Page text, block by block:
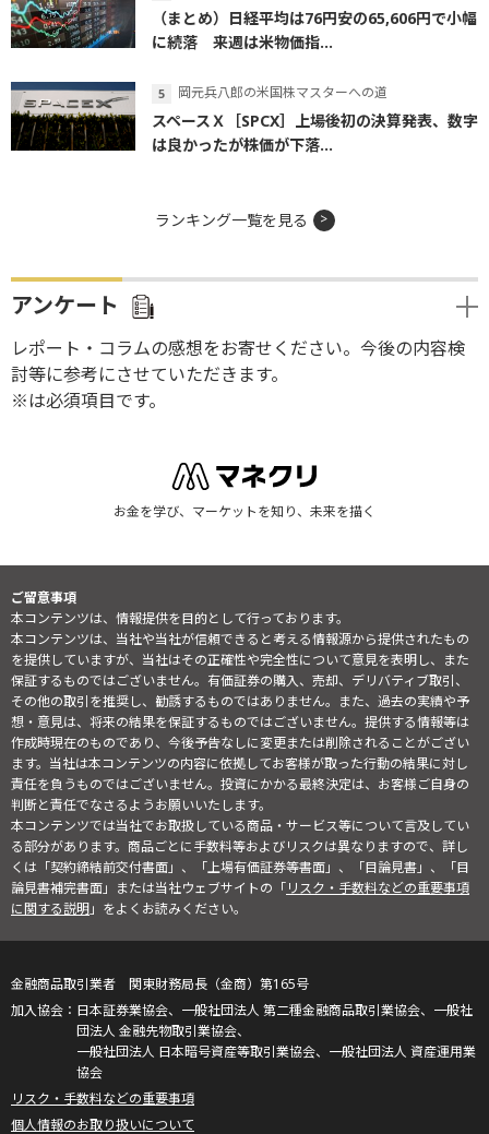
（まとめ）日経平均は76円安の65,606円で小幅
に続落 来週は米物価指...
岡元兵八郎の米国株マスターへの道
スペースＸ［SPCX］上場後初の決算発表、数字
は良かったが株価が下落...
ランキング一覧を見る
アンケート
レポート・コラムの感想をお寄せください。今後の内容検
討等に参考にさせていただきます。
※は必須項目です。
お金を学び、マーケットを知り、未来を描く
ご留意事項
本コンテンツは、情報提供を目的として行っております。
本コンテンツは、当社や当社が信頼できると考える情報源から提供されたもの
を提供していますが、当社はその正確性や完全性について意見を表明し、また
保証するものではございません。有価証券の購入、売却、デリバティブ取引、
その他の取引を推奨し、勧誘するものではありません。また、過去の実績や予
想・意見は、将来の結果を保証するものではございません。提供する情報等は
作成時現在のものであり、今後予告なしに変更または削除されることがござい
ます。当社は本コンテンツの内容に依拠してお客様が取った行動の結果に対し
責任を負うものではございません。投資にかかる最終決定は、お客様ご自身の
判断と責任でなさるようお願いいたします。
本コンテンツでは当社でお取扱している商品・サービス等について言及してい
る部分があります。商品ごとに手数料等およびリスクは異なりますので、詳し
くは「契約締結前交付書面」、「上場有価証券等書面」、「目論見書」、「目
論見書補完書面」または当社ウェブサイトの「リスク・手数料などの重要事項
に関する説明」をよくお読みください。
金融商品取引業者 関東財務局長（金商）第165号
日本証券業協会、一般社団法人 第二種金融商品取引業協会、一般社
団法人 金融先物取引業協会、
一般社団法人 日本暗号資産等取引業協会、一般社団法人 資産運用業
協会
リスク・手数料などの重要事項
個人情報のお取り扱いについて